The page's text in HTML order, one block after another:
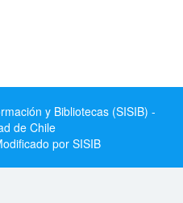
y Bibliotecas (SISIB) -
de Chile
por SISIB